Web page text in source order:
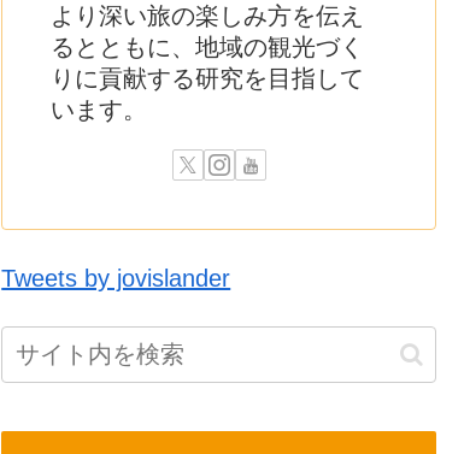
より深い旅の楽しみ方を伝え
るとともに、地域の観光づく
りに貢献する研究を目指して
います。
Tweets by jovislander